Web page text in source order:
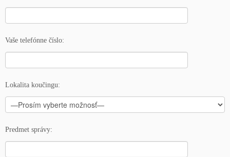
Vaše telefónne číslo:
Lokalita koučingu:
Predmet správy: